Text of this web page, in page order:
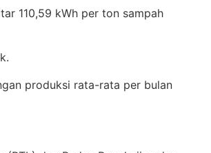
110,59 kWh per ton sampah
produksi rata-rata per bulan